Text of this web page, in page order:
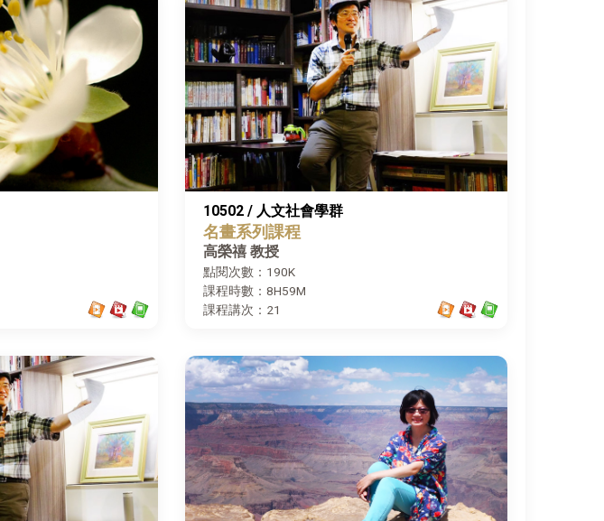
10502 / 人文社會學群
名畫系列課程
高榮禧 教授
點閱次數：190K
課程時數：8H59M
課程講次：21